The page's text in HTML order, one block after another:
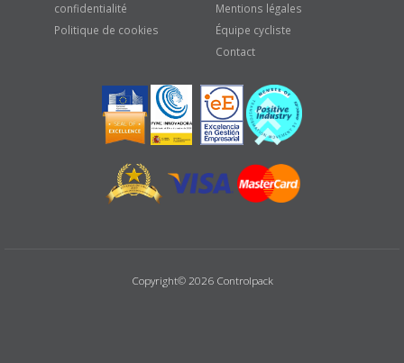
confidentialité
Politique de cookies
Mentions légales
Équipe cycliste
Contact
Copyright© 2026 Controlpack